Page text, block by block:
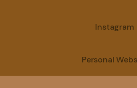
Instagram
Personal